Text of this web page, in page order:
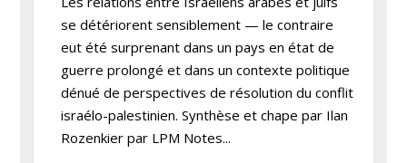
se détériorent sensiblement — le contraire
eut été surprenant dans un pays en état de
guerre prolongé et dans un contexte politique
dénué de perspectives de résolution du conflit
israélo-palestinien. Synthèse et chape par Ilan
Rozenkier par LPM Notes...